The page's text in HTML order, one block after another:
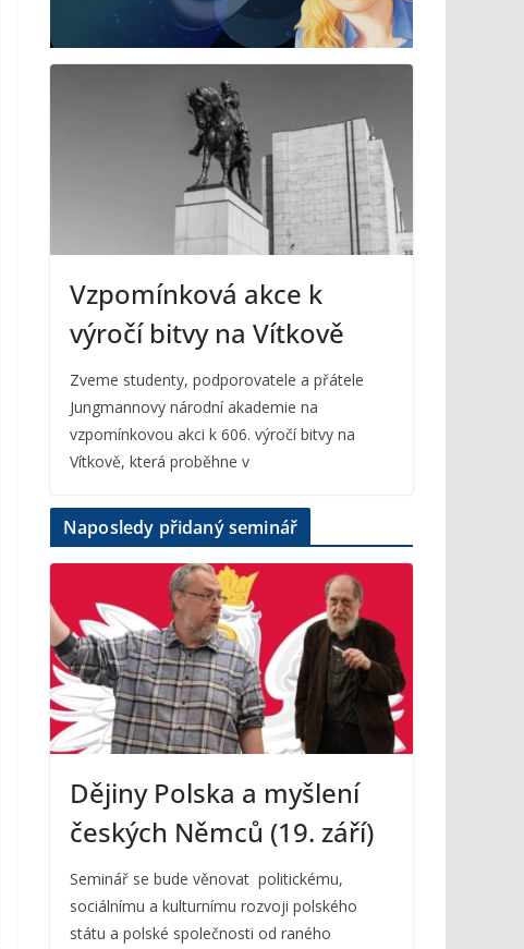
Vzpomínková akce k
výročí bitvy na Vítkově
Zveme studenty, podporovatele a přátele
Jungmannovy národní akademie na
vzpomínkovou akci k 606. výročí bitvy na
Vítkově, která proběhne v
Naposledy přidaný seminář
Dějiny Polska a myšlení
českých Němců (19. září)
Seminář se bude věnovat politickému,
sociálnímu a kulturnímu rozvoji polského
státu a polské společnosti od raného